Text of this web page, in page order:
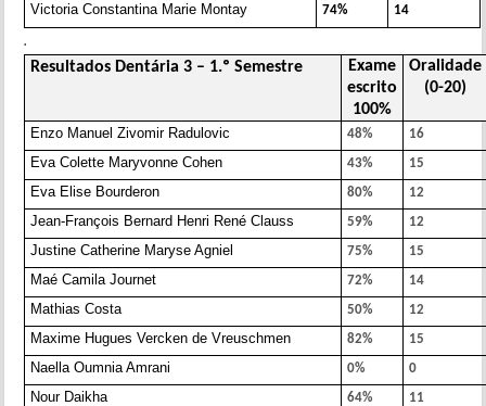
Victoria Constantina Marie Montay 74% 14
.
Resultados Dentária 3 – 1.º Semestre
Exame
escrito
100%
Oralidade
(0-20)
Enzo Manuel Zivomir Radulovic 48% 16
Eva Colette Maryvonne Cohen 43% 15
Eva Elise Bourderon 80% 12
Jean-François Bernard Henri René Clauss 59% 12
Justine Catherine Maryse Agniel 75% 15
Maé Camila Journet 72% 14
Mathias Costa 50% 12
Maxime Hugues Vercken de Vreuschmen 82% 15
Naella Oumnia Amrani 0% 0
Nour Daikha 64% 11